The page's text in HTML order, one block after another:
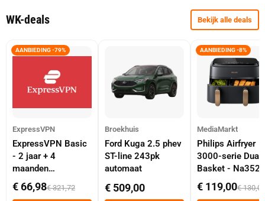
WK-deals Bekijk alle deals
AANBIEDING -79%
ExpressVPN
ExpressVPN Basic
- 2 jaar + 4
maanden
abonnement
€ 66,98€ 321,72
Broekhuis
Ford Kuga 2.5 phev
ST-line 243pk
automaat
€ 509,00
AANBIEDING -8%
MediaMarkt
Philips Airfryer
3000-serie Dual
Basket -
Dubbele Mand 9
Tot 6 Personen
€ 119,00€ 130,00